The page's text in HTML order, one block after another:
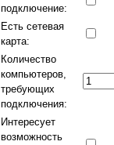
подключение:
Есть сетевая
карта:
Количество
компьютеров,
требующих
подключения:
Интересует
возможность